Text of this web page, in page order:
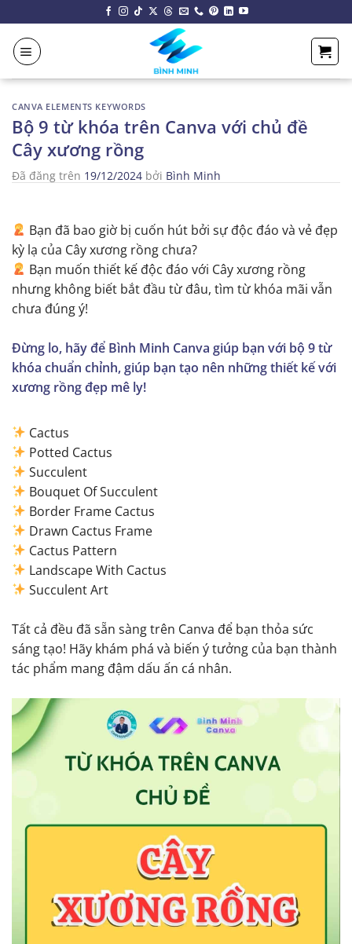
đến
nội
dung
CANVA ELEMENTS KEYWORDS
Bộ 9 từ khóa trên Canva với chủ đề
Cây xương rồng
Đã đăng trên 19/12/2024 bởi Bình Minh
Bạn đã bao giờ bị cuốn hút bởi sự độc đáo và vẻ đẹp
kỳ lạ của Cây xương rồng chưa?
Bạn muốn thiết kế độc đáo với Cây xương rồng
nhưng không biết bắt đầu từ đâu, tìm từ khóa mãi vẫn
chưa đúng ý!
Đừng lo, hãy để Bình Minh Canva giúp bạn với bộ 9 từ
khóa chuẩn chỉnh, giúp bạn tạo nên những thiết kế với
xương rồng đẹp mê ly!
Cactus
Potted Cactus
Succulent
Bouquet Of Succulent
Border Frame Cactus
Drawn Cactus Frame
Cactus Pattern
Landscape With Cactus
Succulent Art
Tất cả đều đã sẵn sàng trên Canva để bạn thỏa sức
sáng tạo! Hãy khám phá và biến ý tưởng của bạn thành
tác phẩm mang đậm dấu ấn cá nhân.